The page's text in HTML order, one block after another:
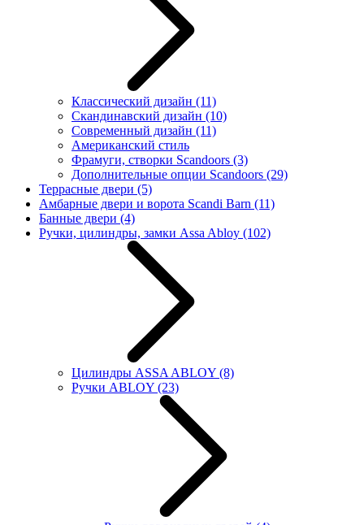
Классический дизайн (11)
Скандинавский дизайн (10)
Современный дизайн (11)
Американский стиль
Фрамуги, створки Scandoors (3)
Дополнительные опции Scandoors (29)
Террасные двери (5)
Амбарные двери и ворота Scandi Barn (11)
Банные двери (4)
Ручки, цилиндры, замки Assa Abloy (102)
Цилиндры ASSA ABLOY (8)
Ручки ABLOY (23)